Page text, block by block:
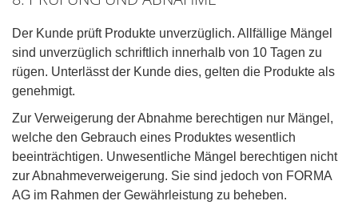
Der Kunde prüft Produkte unverzüglich. Allfällige Mängel
sind unverzüglich schriftlich innerhalb von 10 Tagen zu
rügen. Unterlässt der Kunde dies, gelten die Produkte als
genehmigt.
Zur Verweigerung der Abnahme berechtigen nur Mängel,
welche den Gebrauch eines Produktes wesentlich
beeinträchtigen. Unwesentliche Mängel berechtigen nicht
zur Abnahmeverweigerung. Sie sind jedoch von FORMA
AG im Rahmen der Gewährleistung zu beheben.